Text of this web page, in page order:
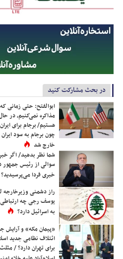
در بحث مشارکت کنید
ابوالفتح: حتی زمانی
مذاکره نمی‌کنیم، در
هستیم/ برجام برای
چون برجام به سود ایران
خارج شد
شما نظر بدهید/ اگر
سوالی از رئیس
خبری فردا می‌پرسیدید؟
راز دشمنی وزیرخارجه
یوسف رجی چه
به اسرائیل دارد؟
«پیمان مکه» و آرایش
ائتلاف نظامی جدید
برای تهران دارد؟ /